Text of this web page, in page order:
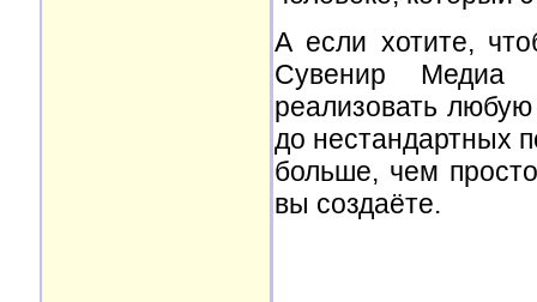
А если хотите,
Сувенир Медиа
реализовать
до нестандартных
больше, чем
вы создаёте.